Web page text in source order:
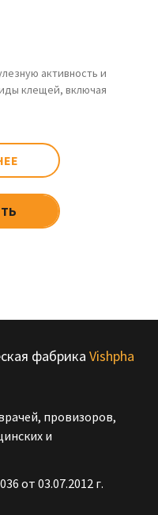
активность и
клещей, включая
фабрика Vishpha
провизоров,
и
от 03.07.2012 г.